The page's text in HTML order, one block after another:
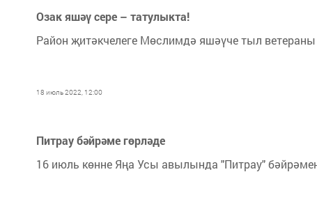
Озак яшәү сере – татулыкта!
Район җитәкчелеге Мөслимдә яшәүче тыл
18 июль 2022, 12:00
Питрау бәйрәме гөрләде
16 июль көнне Яңа Усы авылында "Питрау"